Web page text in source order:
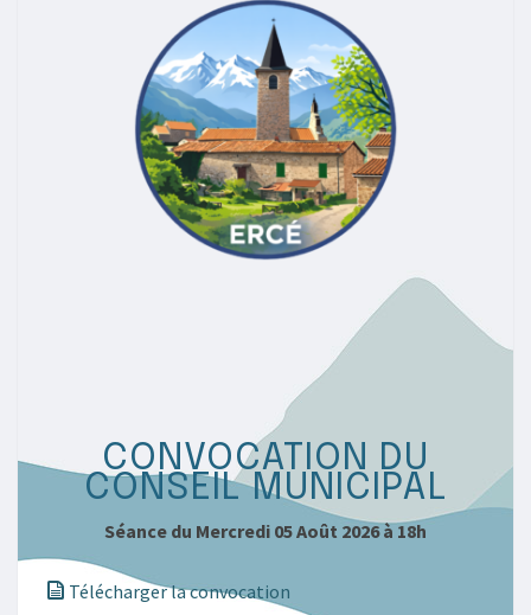
CONVOCATION DU
CONSEIL MUNICIPAL
Séance du Mercredi 05 Août 2026 à 18h
Télécharger la convocation